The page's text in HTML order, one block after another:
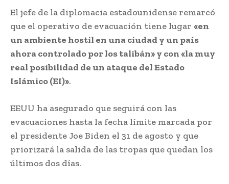
El jefe de la diplomacia estadounidense remarcó
que el operativo de evacuación tiene lugar «en
un ambiente hostil en una ciudad y un país
ahora controlado por los talibán» y con «la muy
real posibilidad de un ataque del Estado
Islámico (EI)».
EEUU ha asegurado que seguirá con las
evacuaciones hasta la fecha límite marcada por
el presidente Joe Biden el 31 de agosto y que
priorizará la salida de las tropas que quedan los
últimos dos días.